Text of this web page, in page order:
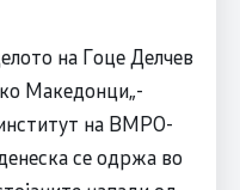
на Гоце Делчев
Македонци„-
на ВМРО-
се одржа во